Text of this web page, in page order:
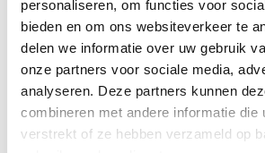
personaliseren, om functies voor
bieden en om ons websiteverkeer te
delen we informatie over uw gebruik
onze partners voor sociale media,
analyseren. Deze partners kunnen
combineren met andere informatie die
verstrekt of ze hebben verzameld op
Comazo slip met kant biologisch katoen - wit
(0)
€17,95
Bekijk
(1)
€19,95
In winkelmand
€26,95
Bekijk